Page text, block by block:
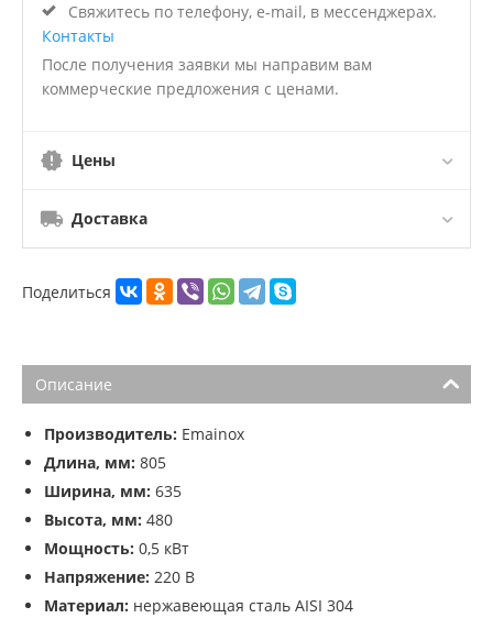
Свяжитесь по телефону, e-mail, в мессенджерах.
Контакты
После получения заявки мы направим вам
коммерческие предложения с ценами.
Цены
Доставка
Поделиться
Описание
Производитель: Emainox
Длина, мм: 805
Ширина, мм: 635
Высота, мм: 480
Мощность: 0,5 кВт
Напряжение: 220 В
Материал: нержавеющая сталь AISI 304